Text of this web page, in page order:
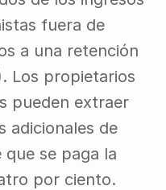
fuera de
a una retención
Los propietarios
pueden extraer
adicionales de
que se paga la
por ciento.